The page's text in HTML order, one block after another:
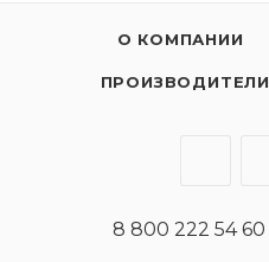
О КОМПАНИИ
ПРОИЗВОДИТЕЛИ
8 800 222 54 60